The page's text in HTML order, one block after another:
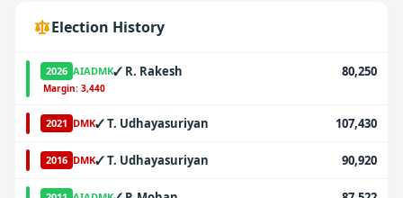
Election History
2026 AIADMK✓ R. Rakesh 80,250
·Margin: 3,440
2021 DMK✓T. Udhayasuriyan 107,430
2016 DMK✓T. Udhayasuriyan 90,920